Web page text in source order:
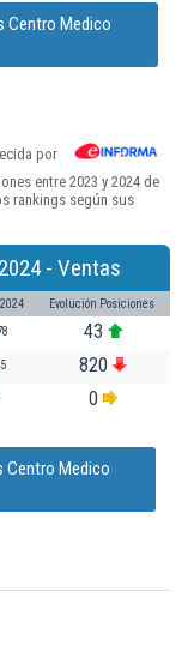
Centro Medico
por
entre 2023 y 2024 de
rankings según sus
- Ventas
Evolución Posiciones
43
820
0
Centro Medico